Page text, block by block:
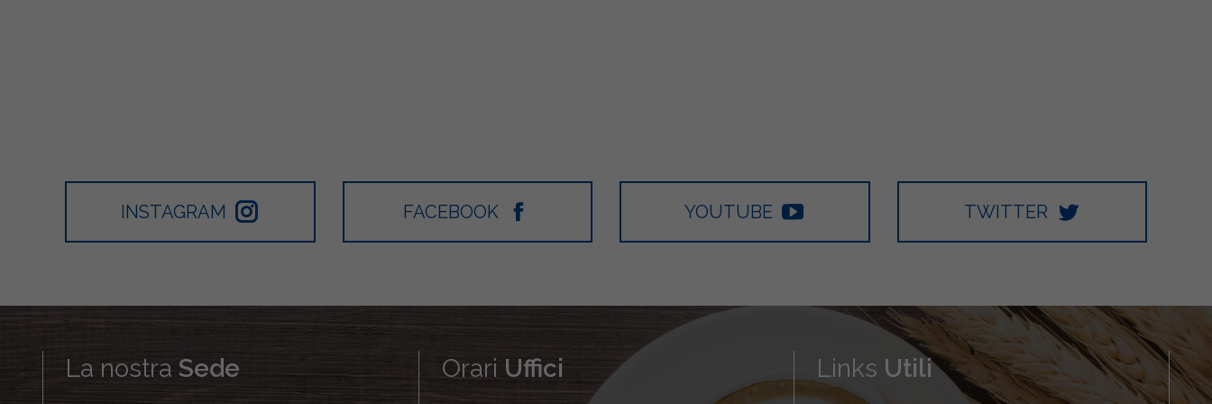
INSTAGRAM FACEBOOK YOUTUBE TWITTER
La nostra Sede Orari Uffici Links Utili